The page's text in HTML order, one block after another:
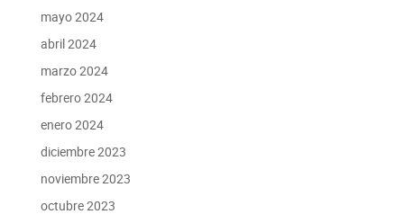
mayo 2024
abril 2024
marzo 2024
febrero 2024
enero 2024
diciembre 2023
noviembre 2023
octubre 2023